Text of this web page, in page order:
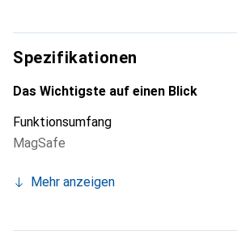
die Marke Noreve eine zuverlässige
anspruchsvolle Kundschaft.
Spezifikationen
Das Wichtigste auf einen Blick
Funktionsumfang
MagSafe
Mehr anzeigen